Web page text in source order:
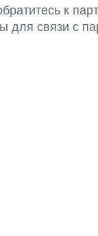
к
для связи с